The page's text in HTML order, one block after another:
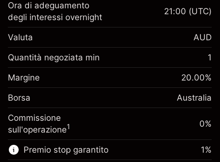
Margine. Il tuo
A$1,000.00
Adeguamento
finanziamento overnight
Oneri per l'intero valore della
posizione
%
(-A$1.14)
Dimensione dell'operazione a leva
A$5,000.00
Denaro da leva ~
Vai alla piattaforma
Margine. Il tuo
investimento
A$1,000.00
finanziamento overnight
Oneri per l'intero valore della
posizione
0.000884
(A$0.04)
Dimensione dell'operazione a leva
A$5,000.00
Ora di adeguamento
degli interessi overnight
21:00 (UTC)
Valuta AUD
Quantità negoziata min 1
Margine 20.00%
Borsa Australia
Commissione
sull'operazione1 0%
Premio stop garantito 1%